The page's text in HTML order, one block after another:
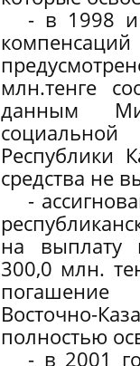
- в 1998 и
млн.тенге
данным
Республики
средства не
-
на выплату
300,0 млн.
Восточно-
полностью
- в 2001